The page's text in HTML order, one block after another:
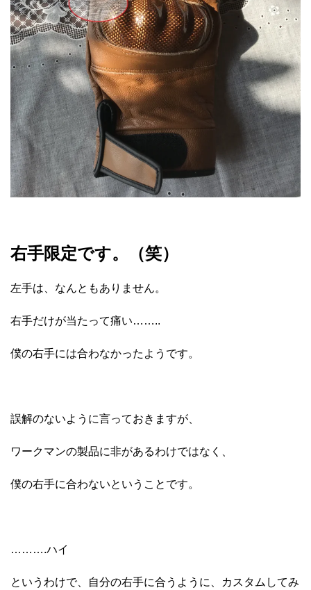
右手限定です。（笑）
左手は、なんともありません。
右手だけが当たって痛い……..
僕の右手には合わなかったようです。
誤解のないように言っておきますが、
ワークマンの製品に非があるわけではなく、
僕の右手に合わないということです。
……….ハイ
というわけで、自分の右手に合うように、カスタムしてみ